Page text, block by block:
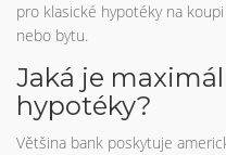
pro klasické hypotéky na
nebo bytu.
Jaká je
hypotéky?
Většina bank poskytuje